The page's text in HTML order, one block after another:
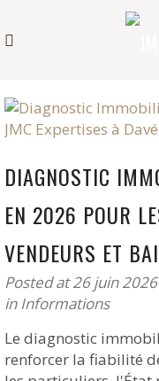
DIAGNOSTIC
EN 2026 POUR
VENDEURS ET
Posted at 26 juin 2026
inInformations
Le diagnostic
renforcer la fiabilité